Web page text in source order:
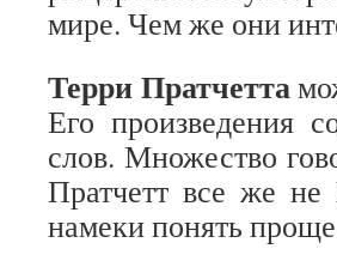
мире. Чем же они
Терри Пратчетта
Его произведения
слов. Множество
Пратчетт все же не
намеки понять